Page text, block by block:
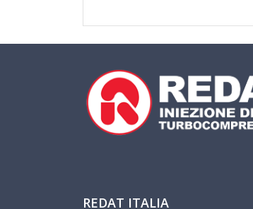
REDAT ITALIA